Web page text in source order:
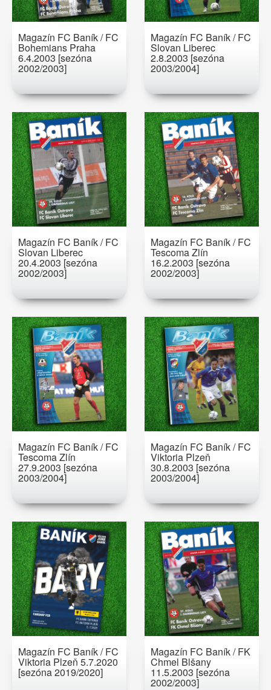
Magazín FC Baník / FC
Bohemians Praha
6.4.2003 [sezóna
2002/2003]
Magazín FC Baník / FC
Slovan Liberec
2.8.2003 [sezóna
2003/2004]
Magazín FC Baník / FC
Slovan Liberec
20.4.2003 [sezóna
2002/2003]
Magazín FC Baník / FC
Tescoma Zlín
16.2.2003 [sezóna
2002/2003]
Magazín FC Baník / FC
Tescoma Zlín
27.9.2003 [sezóna
2003/2004]
Magazín FC Baník / FC
Viktoria Plzeň
30.8.2003 [sezóna
2003/2004]
Magazín FC Baník / FC
Viktoria Plzeň 5.7.2020
[sezóna 2019/2020]
Magazín FC Baník / FK
Chmel Blšany
11.5.2003 [sezóna
2002/2003]